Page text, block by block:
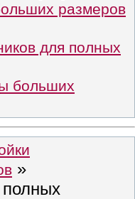
размеров
для полных
больших
»